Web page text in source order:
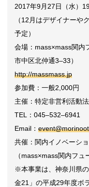
2017年9月 27日（水）
（12 月はデザイナーや
予定）
会場： mass×mass関内
市中区北仲通3–33）
http://massmass.jp
参加費：一般2,000円
主催：特定非営利活動
TEL
： 045–532–6941
Email ：
共催：関内イノベーシ
（mass×mass関内フュ
※本事業は、神奈川県
金21 」の平成29年度ボ